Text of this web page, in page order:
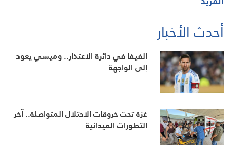
أحدث الأخبار
الفيفا في دائرة الاعتذار.. وميسي يعود
إلى الواجهة
غزة تحت خروقات الاحتلال المتواصلة.. آخر
التطورات الميدانية